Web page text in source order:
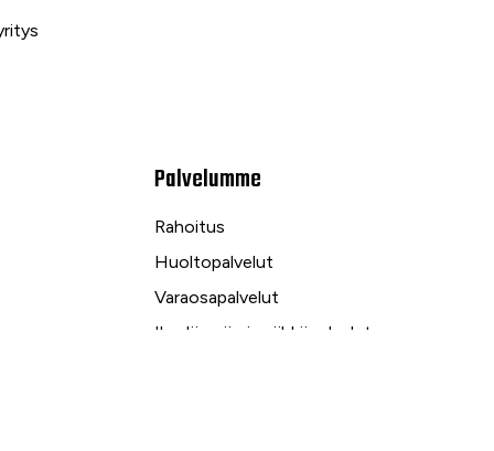
Palvelumme
Rahoitus
Huoltopalvelut
Varaosapalvelut
Ilmalämpö- ja sähköpalvelut